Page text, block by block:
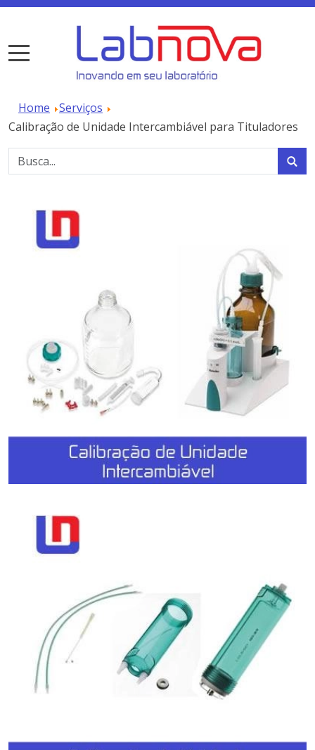
Home
Serviços
Calibração de Unidade Intercambiável para Tituladores